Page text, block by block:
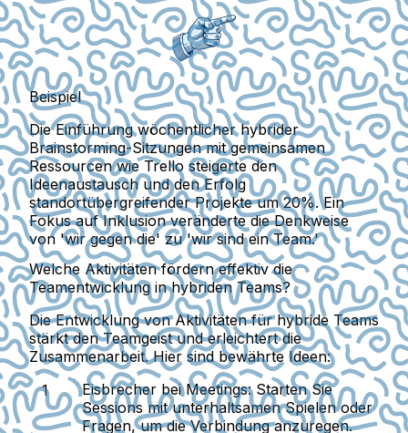
Beispiel
Die Einführung wöchentlicher hybrider
Brainstorming-Sitzungen mit gemeinsamen
Ressourcen wie Trello steigerte den
Ideenaustausch und den Erfolg
standortübergreifender Projekte um 20%. Ein
Fokus auf Inklusion veränderte die Denkweise
von 'wir gegen die' zu 'wir sind ein Team.'
Welche Aktivitäten fördern effektiv die
Teamentwicklung in hybriden Teams?
Die Entwicklung von Aktivitäten für hybride Teams
stärkt den Teamgeist und erleichtert die
Zusammenarbeit. Hier sind bewährte Ideen:
Eisbrecher bei Meetings:Starten Sie
Sessions mit unterhaltsamen Spielen oder
Fragen, um die Verbindung anzuregen.